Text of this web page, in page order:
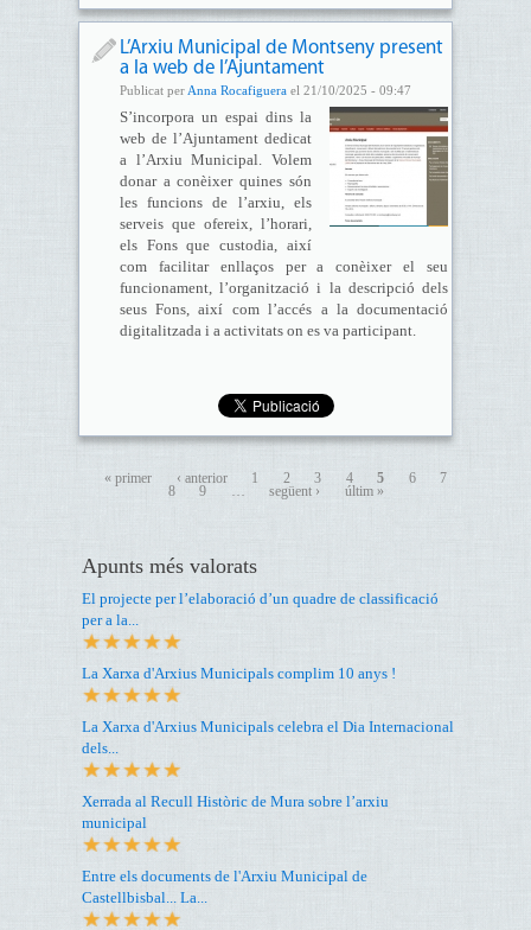
L’Arxiu Municipal de Montseny present
a la web de l’Ajuntament
Publicat per Anna Rocafiguerael 21/10/2025 - 09:47
S’incorpora un espai dins la
web de l’Ajuntament dedicat
a l’Arxiu Municipal. Volem
donar a conèixer quines són
les funcions de l’arxiu, els
serveis que ofereix, l’horari,
els Fons que custodia, així
com facilitar enllaços per a conèixer el seu
funcionament, l’organització i la descripció dels
seus Fons, així com l’accés a la documentació
digitalitzada i a activitats on es va participant.
« primer ‹ anterior 1 2 3 4 5 6
7
8
9 … següent › últim »
Apunts més valorats
El projecte per l’elaboració d’un quadre de classificació
per a la...
La Xarxa d'Arxius Municipals complim 10 anys !
La Xarxa d'Arxius Municipals celebra el Dia Internacional
dels...
Xerrada al Recull Històric de Mura sobre l’arxiu
municipal
Entre els documents de l'Arxiu Municipal de
Castellbisbal... La...